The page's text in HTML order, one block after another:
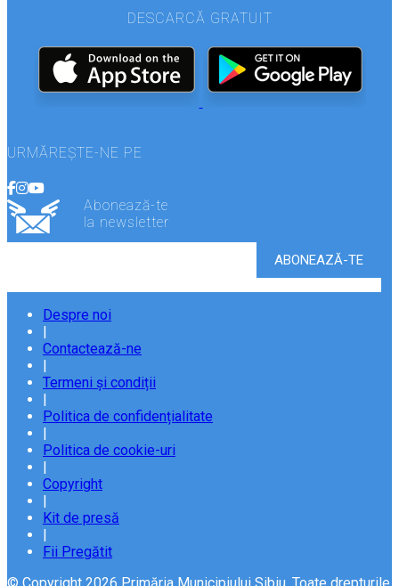
DESCARCĂ GRATUIT
URMĂREȘTE-NE PE
Abonează-te
la newsletter
Despre noi
|
Contactează-ne
|
Termeni și condiții
|
Politica de confidențialitate
|
Politica de cookie-uri
|
Copyright
|
Kit de presă
|
Fii Pregătit